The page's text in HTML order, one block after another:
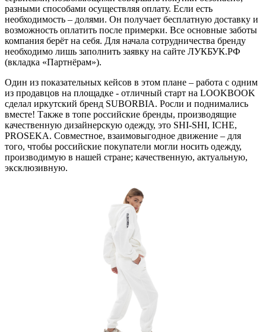
разными способами осуществляя оплату. Если есть
необходимость – долями. Он получает бесплатную доставку и
возможность оплатить после примерки. Все основные заботы
компания берёт на себя. Для начала сотрудничества бренду
необходимо лишь заполнить заявку на сайте ЛУКБУК.РФ
(вкладка «Партнёрам»).
Один из показательных кейсов в этом плане – работа с одним
из продавцов на площадке - отличный старт на LOOKBOOK
сделал иркутский бренд SUBORBIA. Росли и поднимались
вместе! Также в топе российские бренды, производящие
качественную дизайнерскую одежду, это SHI-SHI, ICHE,
PROSEKA. Совместное, взаимовыгодное движение – для
того, чтобы российские покупатели могли носить одежду,
производимую в нашей стране; качественную, актуальную,
эксклюзивную.